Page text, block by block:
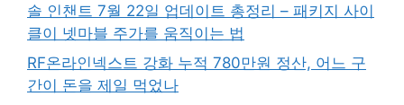
솔 인챈트 7월 22일 업데이트 총정리 – 패키지 사이
클이 넷마블 주가를 움직이는 법
RF온라인넥스트 강화 누적 780만원 정산, 어느 구
간이 돈을 제일 먹었나